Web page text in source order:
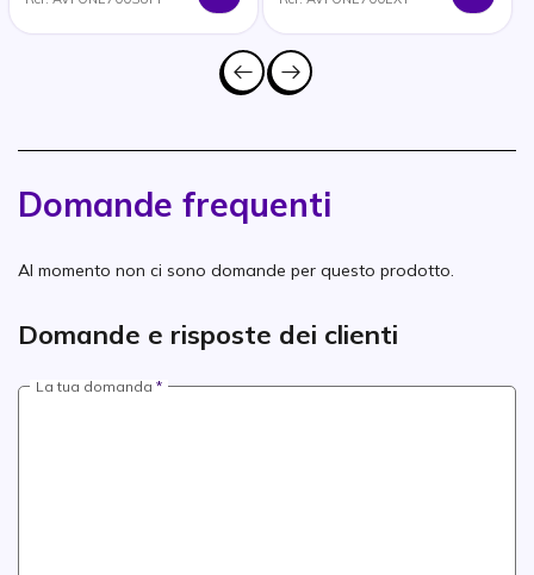
Domande frequenti
Al momento non ci sono domande per questo prodotto.
Domande e risposte dei clienti
La tua domanda